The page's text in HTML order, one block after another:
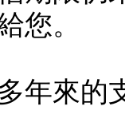
您。
年來的